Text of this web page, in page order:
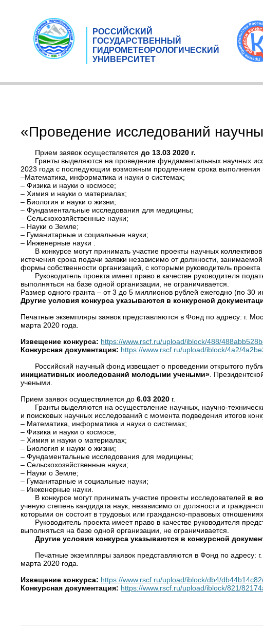
РОССИЙСКИЙ
ГОСУДАРСТВЕННЫЙ
ГИДРОМЕТЕОРОЛОГИЧЕСКИЙ
УНИВЕРСИТЕТ
«Проведение исследований
Прием заявок осуществляется до 13.03 2020 г.
Гранты выделяются на проведение фундаментальных научных
2023 года с последующим возможным продлением срока
–Математика, информатика и науки о системах;
– Физика и науки о космосе;
– Химия и науки о материалах;
– Биология и науки о жизни;
– Фундаментальные исследования для медицины;
– Сельскохозяйственные науки;
– Науки о Земле;
– Гуманитарные и социальные науки;
– Инженерные науки .
В конкурсе могут принимать участие проекты научных
истечения срока подачи заявки независимо от должности,
формы собственности организаций, с которыми руководитель
Руководитель проекта имеет право в качестве руководителя
выполняться на базе одной организации, не ограничивается.
Размер одного гранта – от 3 до 5 миллионов рублей ежегодно (по 30
Другие условия конкурса указываются в конкурсной
Печатные экземпляры заявок представляются в Фонд по адресу: г.
марта 2020 года.
Извещение конкурса: https://www.rscf.ru/upload/iblock/488/
Конкурсная документация: https://www.rscf.ru/upload/iblock/4a2/
Российский научный фонд извещает о проведении открытого
инициативных исследований молодыми учеными» .
учеными.
Прием заявок осуществляется до 6.03 2020 г.
Гранты выделяются на осуществление научных, научно-
и поисковых научных исследований с момента подведения итогов
– Математика, информатика и науки о системах;
– Физика и науки о космосе;
– Химия и науки о материалах;
– Биология и науки о жизни;
– Фундаментальные исследования для медицины;
– Сельскохозяйственные науки;
– Науки о Земле;
– Гуманитарные и социальные науки;
– Инженерные науки.
В конкурсе могут принимать участие проекты исследователей в
ученую степень кандидата наук, независимо от должности и
которыми он состоит в трудовых или гражданско-правовых отношениях.
Руководитель проекта имеет право в качестве руководителя
выполняться на базе одной организации, не ограничивается.
Другие условия конкурса указываются в конкурсной
Печатные экземпляры заявок представляются в Фонд по
марта 2020 года.
Извещение конкурса: https://www.rscf.ru/upload/iblock/db4/
Конкурсная документация: https://www.rscf.ru/upload/iblock/821/